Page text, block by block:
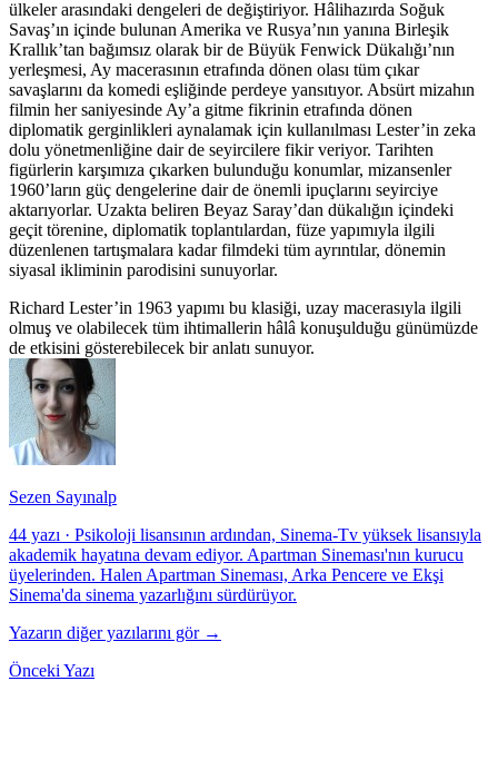
ülkeler arasındaki dengeleri de değiştiriyor. Hâlihazırda Soğuk
Savaş’ın içinde bulunan Amerika ve Rusya’nın yanına Birleşik
Krallık’tan bağımsız olarak bir de Büyük Fenwick Dükalığı’nın
yerleşmesi, Ay macerasının etrafında dönen olası tüm çıkar
savaşlarını da komedi eşliğinde perdeye yansıtıyor. Absürt mizahın
filmin her saniyesinde Ay’a gitme fikrinin etrafında dönen
diplomatik gerginlikleri aynalamak için kullanılması Lester’in zeka
dolu yönetmenliğine dair de seyircilere fikir veriyor. Tarihten
figürlerin karşımıza çıkarken bulunduğu konumlar, mizansenler
1960’ların güç dengelerine dair de önemli ipuçlarını seyirciye
aktarıyorlar. Uzakta beliren Beyaz Saray’dan dükalığın içindeki
geçit törenine, diplomatik toplantılardan, füze yapımıyla ilgili
düzenlenen tartışmalara kadar filmdeki tüm ayrıntılar, dönemin
siyasal ikliminin parodisini sunuyorlar.
Richard Lester’in 1963 yapımı bu klasiği, uzay macerasıyla ilgili
olmuş ve olabilecek tüm ihtimallerin hâlâ konuşulduğu günümüzde
de etkisini gösterebilecek bir anlatı sunuyor.
Sezen Sayınalp
44 yazı · Psikoloji lisansının ardından, Sinema-Tv yüksek lisansıyla
akademik hayatına devam ediyor. Apartman Sineması'nın kurucu
üyelerinden. Halen Apartman Sineması, Arka Pencere ve Ekşi
Sinema'da sinema yazarlığını sürdürüyor.
Yazarın diğer yazılarını gör →
Önceki Yazı